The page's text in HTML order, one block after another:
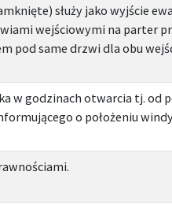
służy jako wyjście
wejściowymi na parter
pod same drzwi dla obu
w godzinach otwarcia tj. od
o położeniu